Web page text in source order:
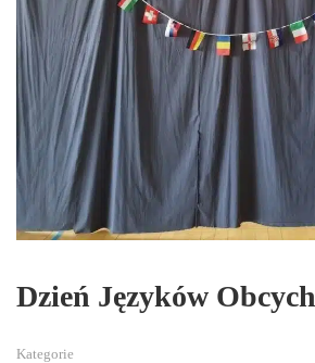
Dzień Języków Obcych
Kategorie